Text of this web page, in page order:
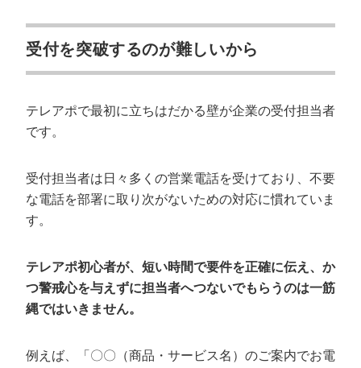
受付を突破するのが難しいから
テレアポで最初に立ちはだかる壁が企業の受付担当者
です。
受付担当者は日々多くの営業電話を受けており、不要
な電話を部署に取り次がないための対応に慣れていま
す。
テレアポ初心者が、短い時間で要件を正確に伝え、か
つ警戒心を与えずに担当者へつないでもらうのは一筋
縄ではいきません。
例えば、「〇〇（商品・サービス名）のご案内でお電